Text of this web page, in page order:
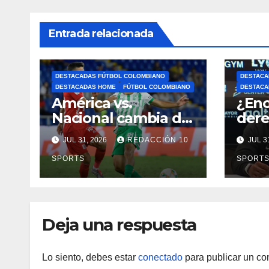
Entrada relacionada
DESTACADAS FÚTBOL COLOMBIANO
DESTACADAS HOME
FÚTBOL COLOMBIANO
América vs.
Nacional cambia de
fecha: Dimayor
reprogramó el
clásico por motivos
de seguridad
JUL 31, 2026 REDACCIÓN 10
SPORTS
JUL
SPORTS
Deja una respuesta
Lo siento, debes estar conectado para publicar un